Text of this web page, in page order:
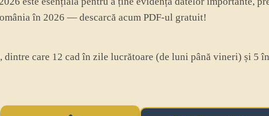
în 2026 — descarcă acum PDF-ul gratuit!
dintre care 12 cad în zile lucrătoare (de luni până vineri) și 5